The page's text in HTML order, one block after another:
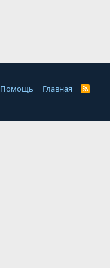
Помощь Главная